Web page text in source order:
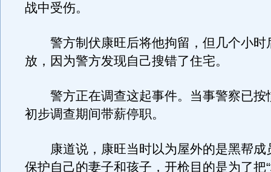
战中受伤。
警方制伏康旺后将他拘留，但几个小时
放，因为警方发现自己搜错了住宅。
警方正在调查这起事件。当事警察已按
初步调查期间带薪停职。
康道说，康旺当时以为屋外的是黑帮成
保护自己的妻子和孩子，开枪目的是为了把